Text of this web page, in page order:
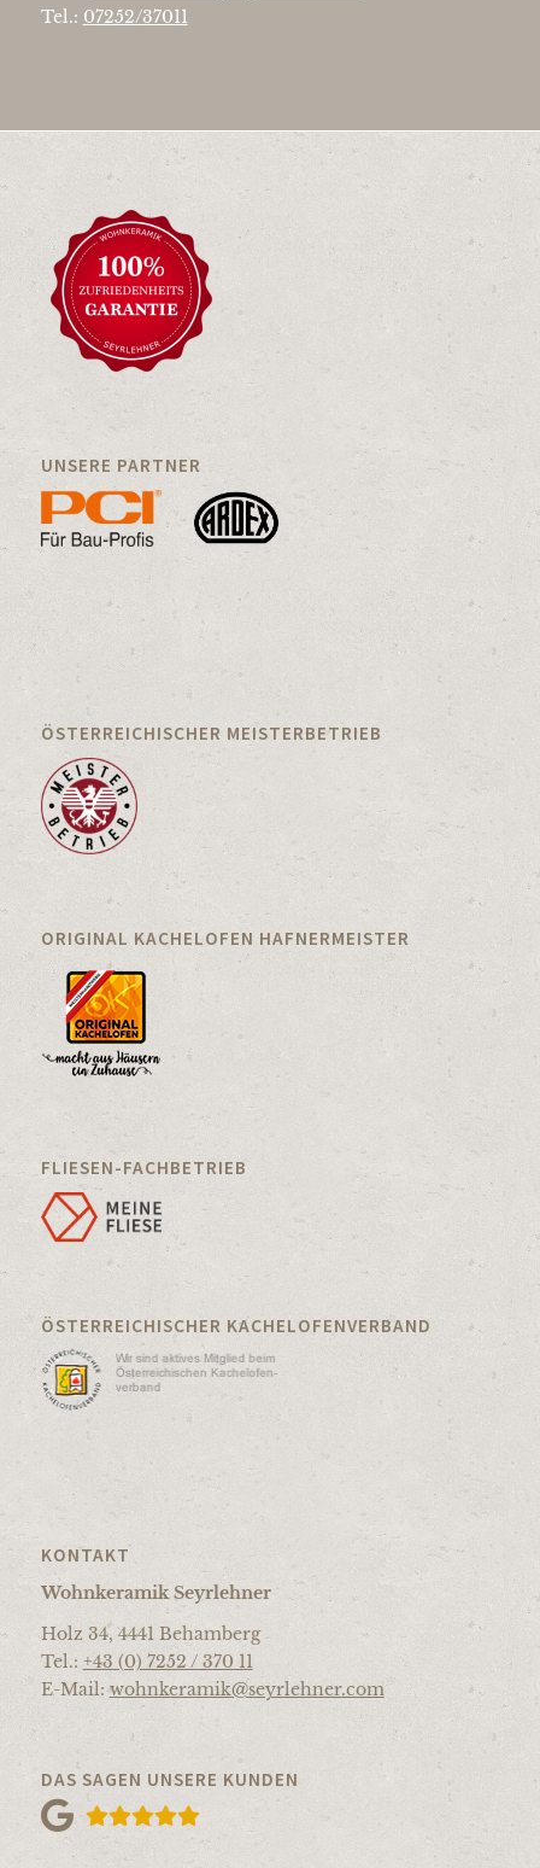
Tel.: 07252/37011
UNSERE PARTNER
ÖSTERREICHISCHER MEISTERBETRIEB
ORIGINAL KACHELOFEN HAFNERMEISTER
FLIESEN-FACHBETRIEB
ÖSTERREICHISCHER KACHELOFENVERBAND
KONTAKT
Wohnkeramik Seyrlehner
Holz 34, 4441 Behamberg
Tel.: +43 (0) 7252 / 370 11
E-Mail:wohnkeramik@seyrlehner.com
DAS SAGEN UNSERE KUNDEN